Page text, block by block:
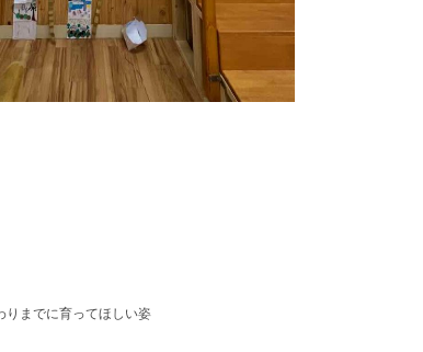
りまでに育ってほしい姿